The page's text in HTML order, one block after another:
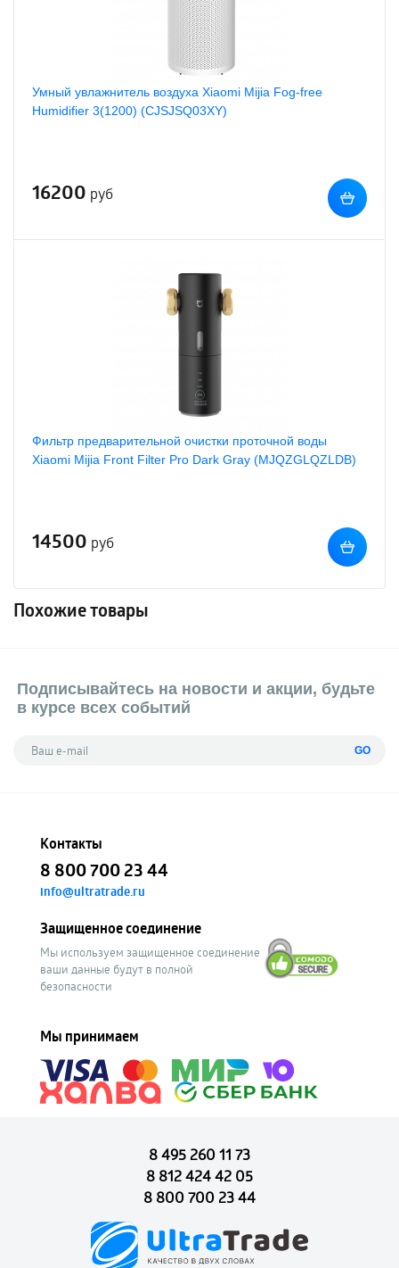
Умный увлажнитель воздуха Xiaomi Mijia Fog-free
Humidifier 3(1200) (CJSJSQ03XY)
16200 руб
Фильтр предварительной очистки проточной воды
Xiaomi Mijia Front Filter Pro Dark Gray (MJQZGLQZLDB)
14500 руб
Похожие товары
Подписывайтесь на новости и акции, будьте
в курсе всех событий
GO
Контакты
8 800 700 23 44
info@ultratrade.ru
Защищенное соединение
Мы используем защищенное соединение
ваши данные будут в полной
безопасности
Мы принимаем
8 495 260 11 73
8 812 424 42 05
8 800 700 23 44